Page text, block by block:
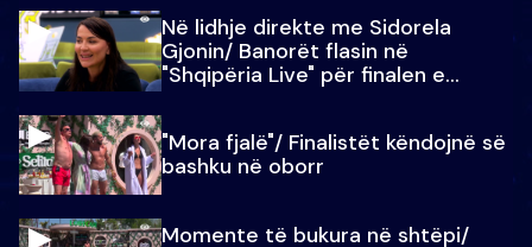
Në lidhje direkte me Sidorela
Gjonin/ Banorët flasin në
"Shqipëria Live" për finalen e
"Mora fjalë"/ Finalistët këndojnë së
bashku në oborr
Momente të bukura në shtëpi/